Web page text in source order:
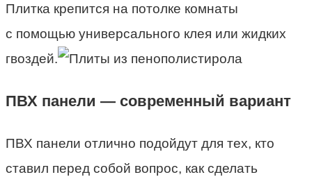
Плитка крепится на потолке комнаты
с помощью универсального клея или жидких
гвоздей.
ПВХ панели — современный вариант
ПВХ панели отлично подойдут для тех, кто
ставил перед собой вопрос, как сделать